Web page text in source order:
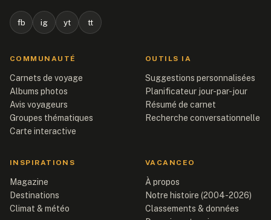
fb ig yt tt
COMMUNAUTÉ
Carnets de voyage
Albums photos
Avis voyageurs
Groupes thématiques
Carte interactive
OUTILS IA
Suggestions personnalisées
Planificateur jour-par-jour
Résumé de carnet
Recherche conversationnelle
INSPIRATIONS
Magazine
Destinations
Climat & météo
VACANCEO
À propos
Notre histoire (2004-2026)
Classements & données